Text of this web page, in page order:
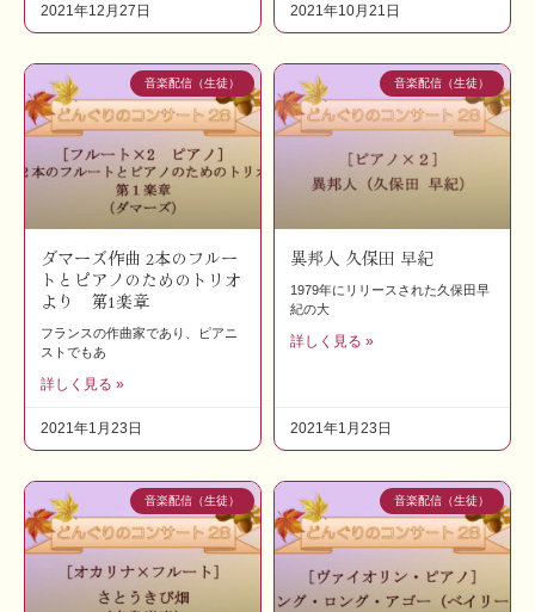
2021年12月27日 2021年10月21日
音楽配信（生徒）
ダマーズ作曲 2本のフルー
トとピアノのためのトリオ
より 第1楽章
フランスの作曲家であり、ピアニ
ストでもあ
詳しく見る »
2021年1月23日
音楽配信（生徒）
異邦人 久保田 早紀
1979年にリリースされた久保田早
紀の大
詳しく見る »
2021年1月23日
音楽配信（生徒） 音楽配信（生徒）